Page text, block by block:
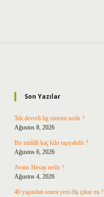
Son Yazılar
Tek devreli lig sistemi nedir ?
Ağustos 8, 2026
Bir midilli kaç kilo taşıyabilir ?
Ağustos 6, 2026
Avans Hesap nedir ?
Ağustos 4, 2026
40 yaşından sonra yeni diş çıkar mı ?